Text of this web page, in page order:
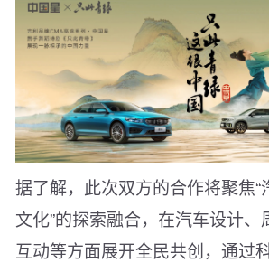
据了解，此次双方的合作将聚焦“
文化”的探索融合，在汽车设计
互动等方面展开全民共创，通过